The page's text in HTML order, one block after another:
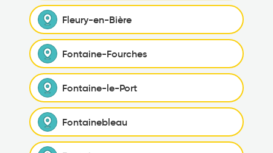
Fleury-en-Bière
Fontaine-Fourches
Fontaine-le-Port
Fontainebleau